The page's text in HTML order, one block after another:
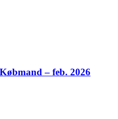
– feb. 2026